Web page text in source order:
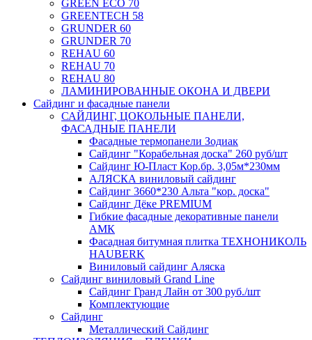
GREEN ECO 70
GREENTECH 58
GRUNDER 60
GRUNDER 70
REHAU 60
REHAU 70
REHAU 80
ЛАМИНИРОВАННЫЕ ОКОНА И ДВЕРИ
Сайдинг и фасадные панели
САЙДИНГ, ЦОКОЛЬНЫЕ ПАНЕЛИ,
ФАСАДНЫЕ ПАНЕЛИ
Фасадные термопанели Зодиак
Сайдинг "Корабельная доска" 260 руб/шт
Сайдинг Ю-Пласт Кор.бр. 3,05м*230мм
АЛЯСКА виниловый сайдинг
Сайдинг 3660*230 Альта "кор. доска"
Сайдинг Дёке PREMIUM
Гибкие фасадные декоративные панели
АМК
Фасадная битумная плитка ТЕХНОНИКОЛЬ
HAUBERK
Виниловый сайдинг Аляска
Сайдинг виниловый Grand Line
Сайдинг Гранд Лайн от 300 руб./шт
Комплектующие
Сайдинг
Металлический Сайдинг